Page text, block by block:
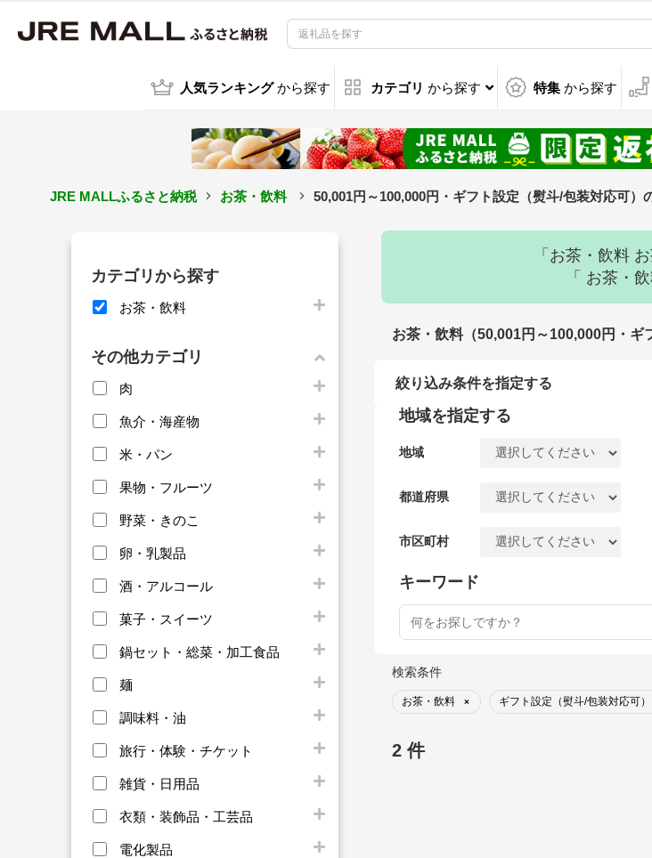
人気ランキング から探す カテゴリ から探す 特集 から探す
JRE MALLふるさと納税 お茶・飲料 50,001円～100,000円・ギフト設定（熨斗/包装対応可）
カテゴリから探す
お茶・飲料
その他カテゴリ
肉
魚介・海産物
米・パン
果物・フルーツ
野菜・きのこ
卵・乳製品
酒・アルコール
菓子・スイーツ
鍋セット・総菜・加工食品
麺
調味料・油
旅行・体験・チケット
雑貨・日用品
衣類・装飾品・工芸品
電化製品
「お茶・飲料
「 お茶・
お茶・飲料（50,001円～100,000円・
絞り込み条件を指定する
地域を指定する
地域
都道府県
市区町村
キーワード
検索条件
お茶・飲料 × ギフト設定（熨斗/包装対応可）
2 件